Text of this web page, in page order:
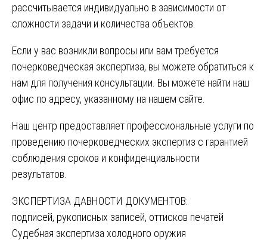
рассчитывается индивидуально в зависимости от
сложности задачи и количества объектов.
Если у вас возникли вопросы или вам требуется
почерковедческая экспертиза, вы можете обратиться к
нам для получения консультации. Вы можете найти наш
офис по адресу, указанному на нашем сайте.
Наш центр предоставляет профессиональные услуги по
проведению почерковедческих экспертиз с гарантией
соблюдения сроков и конфиденциальности
результатов.
Навигация
по
ЭКСПЕРТИЗА ДАВНОСТИ ДОКУМЕНТОВ:
подписей, рукописных записей, оттисков печатей
Судебная экспертиза холодного оружия